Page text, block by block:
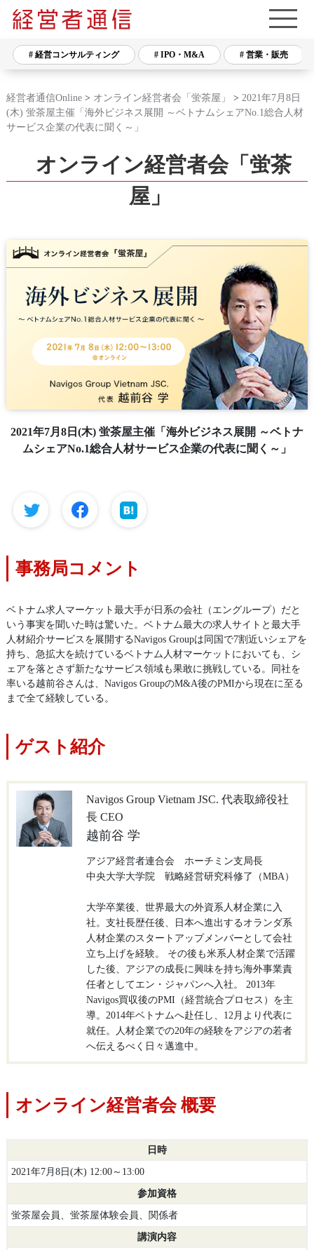
# 経営コンサルティング # IPO・M&A # 営業・販売
経営者通信Online> オンライン経営者会「蛍茶屋」 > 2021年7月8日
(木) 蛍茶屋主催「海外ビジネス展開 ～ベトナムシェアNo.1総合人材
サービス企業の代表に聞く～」
オンライン経営者会「蛍茶
屋」
2021年7月8日(木) 蛍茶屋主催「海外ビジネス展開 ～ベトナ
ムシェアNo.1総合人材サービス企業の代表に聞く～」
事務局コメント
ベトナム求人マーケット最大手が日系の会社（エングループ）だと
いう事実を聞いた時は驚いた。ベトナム最大の求人サイトと最大手
人材紹介サービスを展開するNavigos Groupは同国で7割近いシェアを
持ち、急拡大を続けているベトナム人材マーケットにおいても、シ
ェアを落とさず新たなサービス領域も果敢に挑戦している。同社を
率いる越前谷さんは、Navigos GroupのM&A後のPMIから現在に至る
まで全て経験している。
ゲスト紹介
Navigos Group Vietnam JSC. 代表取締役社
長 CEO
越前谷 学
アジア経営者連合会 ホーチミン支局長
中央大学大学院 戦略経営研究科修了（MBA）
大学卒業後、世界最大の外資系人材企業に入
社。支社長歴任後、日本へ進出するオランダ系
人材企業のスタートアップメンバーとして会社
立ち上げを経験。 その後も米系人材企業で活躍
した後、アジアの成長に興味を持ち海外事業責
任者としてエン・ジャパンへ入社。 2013年
Navigos買収後のPMI（経営統合プロセス）を主
導。2014年ベトナムへ赴任し、12月より代表に
就任。人材企業での20年の経験をアジアの若者
へ伝えるべく日々邁進中。
オンライン経営者会 概要
日時
2021年7月8日(木) 12:00～13:00
参加資格
蛍茶屋会員、蛍茶屋体験会員、関係者
講演内容